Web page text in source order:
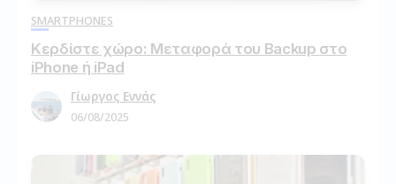
SMARTPHONES
Κερδίστε χώρο: Μεταφορά του Backup στο
iPhone ή iPad
Γίωργος Εννάς
06/08/2025